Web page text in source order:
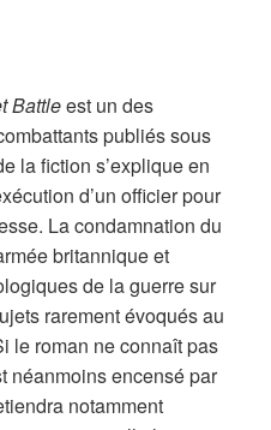
Battleest un des
publiés sous
la fiction s’explique en
d’un officier pour
La condamnation du
britannique et
de la guerre sur
rarement évoqués au
le roman ne connaît pas
néanmoins encensé par
notamment